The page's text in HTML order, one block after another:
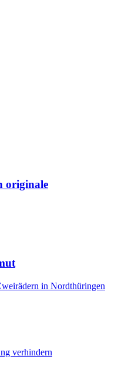
originale
in Nordthüringen
verhindern